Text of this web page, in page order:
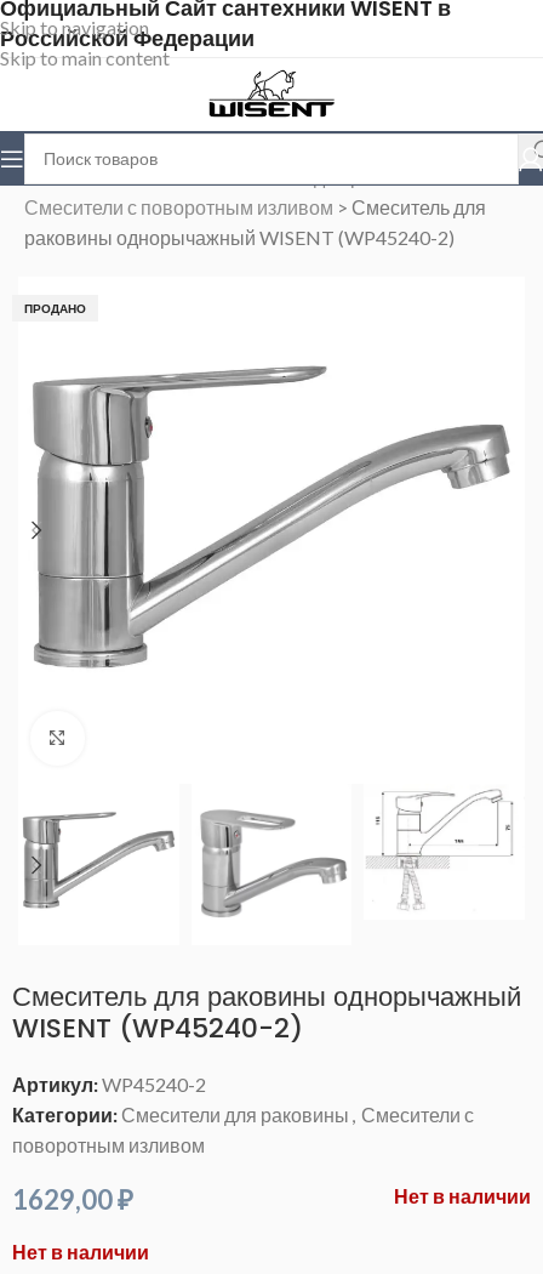
Skip to navigation
Skip to main content
Официальный Сайт сантехники WISENT в
Российской Федерации
Магазин
Смесители с поворотным изливом > Смеситель для
раковины однорычажный WISENT (WP45240-2)
ПРОДАНО
Смеситель для раковины однорычажный
WISENT (WP45240-2)
Артикул:WP45240-2
Категории: Смесители для раковины , Смесители с
поворотным изливом
1629,00₽ Нет в наличии
Нет в наличии